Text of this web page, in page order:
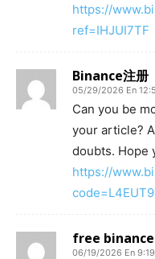
https://
ref=IHJUI7TF
Binance注册
05/29/2026 En
Can you be
your article?
doubts. Hope
https://
free
06/19/2026 En